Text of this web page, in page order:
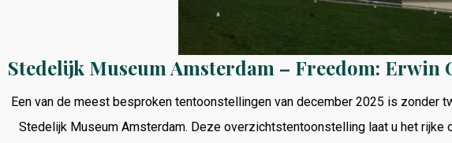
Stedelijk Museum Amsterdam – Freedom: Erwin
Een van de meest besproken tentoonstellingen van december 2025 is zonder
Stedelijk Museum Amsterdam. Deze overzichtstentoonstelling laat u het rijke